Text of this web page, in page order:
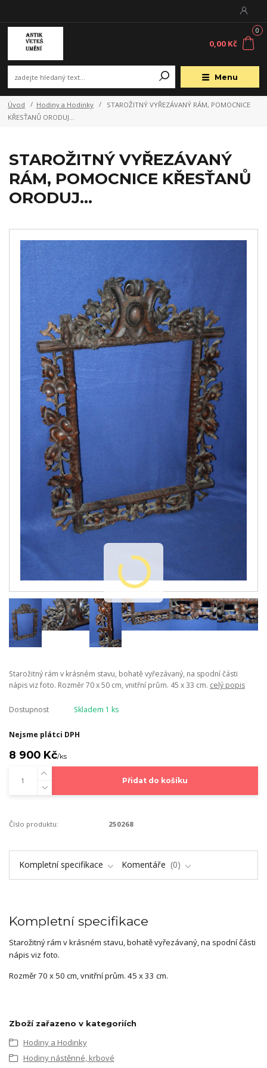
Menu
0
0,00 Kč
Úvod Hodiny a Hodinky
STAROŽITNÝ VYŘEZÁVANÝ RÁM, POMOCNICE
KŘESŤANŮ ORODUJ...
STAROŽITNÝ VYŘEZÁVANÝ
RÁM, POMOCNICE KŘESŤANŮ
ORODUJ...
Starožitný rám v krásném stavu, bohatě vyřezávaný, na spodní části
nápis viz foto. Rozměr 70 x 50 cm, vnitřní prům. 45 x 33 cm. celý popis
Dostupnost Skladem 1 ks
Nejsme plátci DPH
8 900 Kč/ks
Přidat do košíku
Číslo produktu: 250268
Kompletní specifikace Komentáře 0
Kompletní specifikace
Starožitný rám v krásném stavu, bohatě vyřezávaný, na spodní části
nápis viz foto.
Rozměr 70 x 50 cm, vnitřní prům. 45 x 33 cm.
Zboží zařazeno v kategoriích
Hodiny a Hodinky
Hodiny nástěnné, krbové